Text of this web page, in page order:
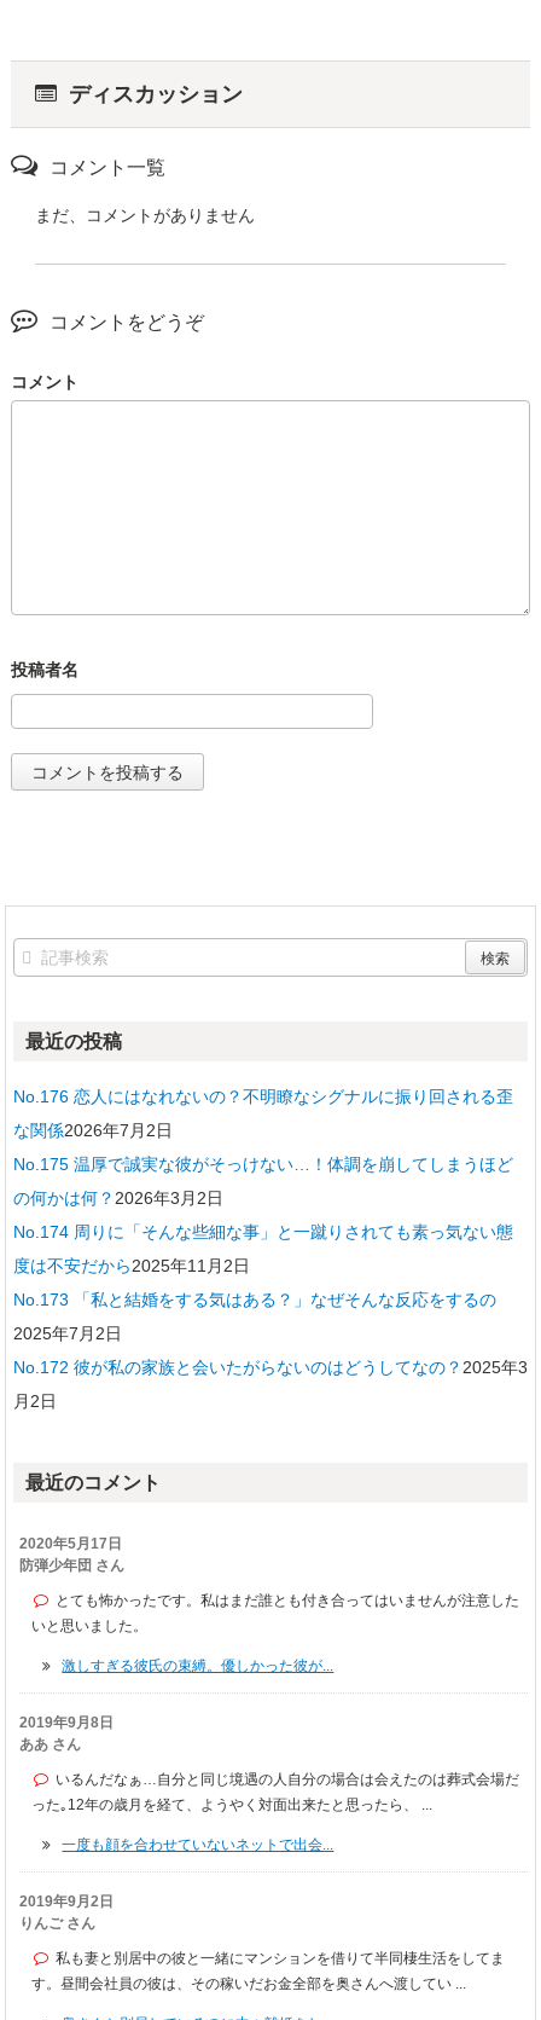
ディスカッション
コメント一覧
まだ、コメントがありません
コメントをどうぞ
コメント
最近の投稿
No.176 恋人にはなれないの？不明瞭なシグナルに振り回される歪
な関係2026年7月2日
No.175 温厚で誠実な彼がそっけない…！体調を崩してしまうほど
の何かは何？ 2026年3月2日
No.174 周りに「そんな些細な事」と一蹴りされても素っ気ない態
度は不安だから2025年11月2日
No.173 「私と結婚をする気はある？」なぜそんな反応をするの
2025年7月2日
No.172 彼が私の家族と会いたがらないのはどうしてなの？ 2025年3
月2日
最近のコメント
2020年5月17日
防弾少年団 さん
とても怖かったです。私はまだ誰とも付き合ってはいませんが注意した
いと思いました。
激しすぎる彼氏の束縛。優しかった彼が...
2019年9月8日
ああ さん
いるんだなぁ…自分と同じ境遇の人自分の場合は会えたのは葬式会場だ
った｡12年の歳月を経て、ようやく対面出来たと思ったら、 ...
一度も顔を合わせていないネットで出会...
2019年9月2日
りんご さん
私も妻と別居中の彼と一緒にマンションを借りて半同棲生活をしてま
す。昼間会社員の彼は、その稼いだお金全部を奥さんへ渡してい ...